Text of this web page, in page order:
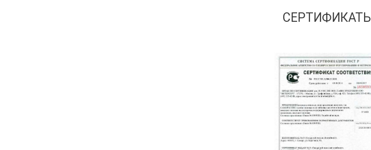
СЕРТИФИКАТЫ